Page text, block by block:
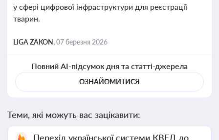
у сфері цифрової інфраструктури для реєстрації
тварин.
LIGA ZAKON,07 березня 2026
Повний AI-підсумок дня та статті-джерела
ОЗНАЙОМИТИСЯ
Теми, які можуть вас зацікавити:
Перехід української системи КВЕД до